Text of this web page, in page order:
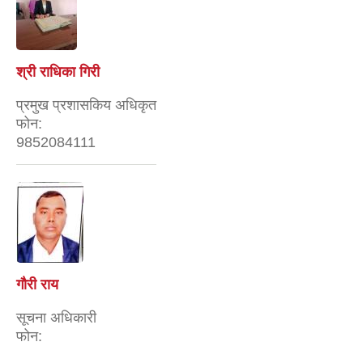
श्री राधिका गिरी
प्रमुख प्रशासकिय अधिकृत
फोन:
9852084111
गौरी राय
सूचना अधिकारी
फोन: